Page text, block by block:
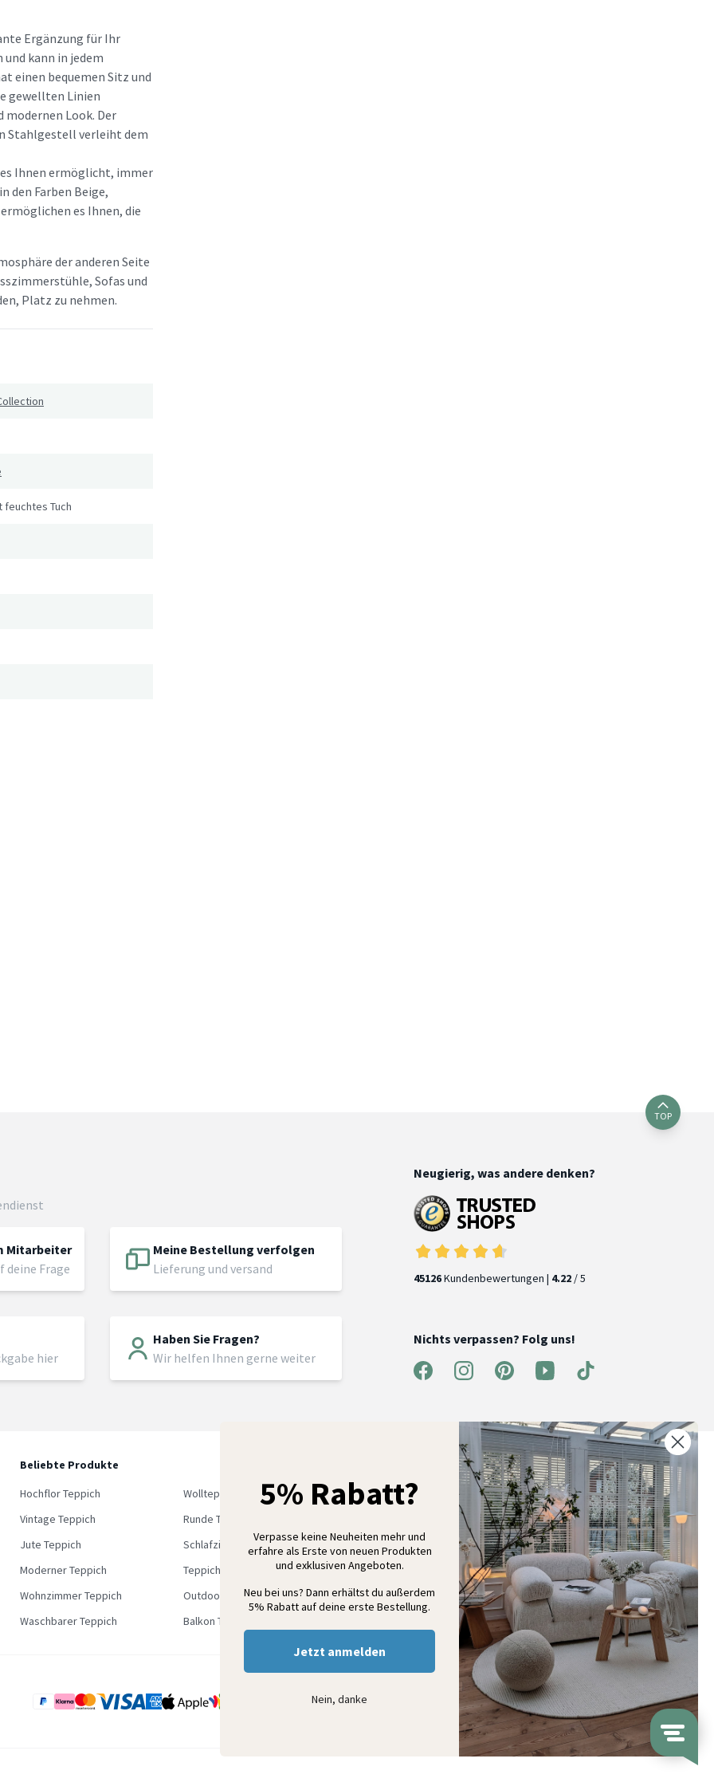
Ergänzung für Ihr
kann in jedem
einen bequemen Sitz und
gewellten Linien
modernen Look. Der
Stahlgestell verleiht dem
Ihnen ermöglicht, immer
den Farben Beige,
es Ihnen, die
der anderen Seite
Sofas und
Platz zu nehmen.
feuchtes Tuch
TOP
Mitarbeiter
Frage
Meine Bestellung verfolgen
Lieferung und versand
hier
Haben Sie Fragen?
Wir helfen Ihnen gerne weiter
Neugierig, was andere denken?
45126Kundenbewertungen | 4.22 / 5
Nichts verpassen? Folg uns!
Beliebte Produkte
Hochflor Teppich
Wollteppich
Vintage Teppich
Runde Teppich
Jute Teppich
Schlafzimmer Teppich
Moderner Teppich
Teppich Outlet
Wohnzimmer Teppich
Outdoor Teppich
Waschbarer Teppich
Balkon Teppich
5% Rabatt auf deine erste Bestellung
Melde dich für unseren Newsletter an und entdecke neue
Kollektionen, Angebote und Wohnideen als Erstes
Anmelden
5% Rabatt?
Verpasse keine Neuheiten mehr und
erfahre als Erste von neuen Produkten
und exklusiven Angeboten.
Neu bei uns? Dann erhältst du außerdem
5% Rabatt auf deine erste Bestellung.
Jetzt anmelden
Nein, danke